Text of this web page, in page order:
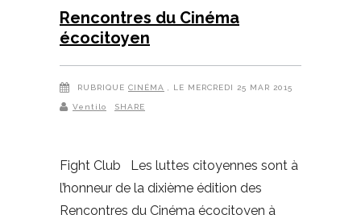
Rencontres du Cinéma
écocitoyen
RUBRIQUE CINÉMA , LE MERCREDI 25 MAR 2015
Ventilo SHARE
Fight Club Les luttes citoyennes sont à
l’honneur de la dixième édition des
Rencontres du Cinéma écocitoyen à